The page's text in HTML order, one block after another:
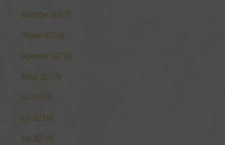
November 2023 (3)
Oktober 2023 (4)
September 2023 (4)
August 2023 (5)
Juli 2023 (3)
Juni 2023 (4)
Mai 2023 (4)